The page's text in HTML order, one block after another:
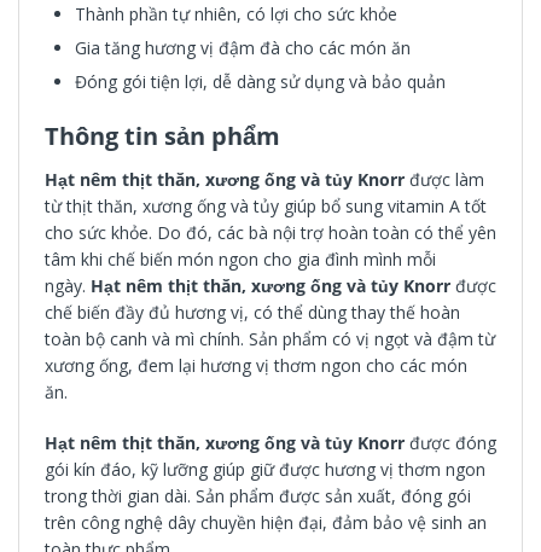
Thành phần tự nhiên, có lợi cho sức khỏe
Gia tăng hương vị đậm đà cho các món ăn
Đóng gói tiện lợi, dễ dàng sử dụng và bảo quản
Thông tin sản phẩm
Hạt nêm thịt thăn, xương ống và tủy Knorr được làm
từ thịt thăn, xương ống và tủy giúp bổ sung vitamin A tốt
cho sức khỏe. Do đó, các bà nội trợ hoàn toàn có thể yên
tâm khi chế biến món ngon cho gia đình mình mỗi
ngày. Hạt nêm thịt thăn, xương ống và tủy Knorr được
chế biến đầy đủ hương vị, có thể dùng thay thế hoàn
toàn bộ canh và mì chính. Sản phẩm có vị ngọt và đậm từ
xương ống, đem lại hương vị thơm ngon cho các món
ăn.
Hạt nêm thịt thăn, xương ống và tủy Knorr được đóng
gói kín đáo, kỹ lưỡng giúp giữ được hương vị thơm ngon
trong thời gian dài. Sản phẩm được sản xuất, đóng gói
trên công nghệ dây chuyền hiện đại, đảm bảo vệ sinh an